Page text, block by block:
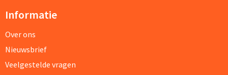
Informatie
Over ons
Nieuwsbrief
Veelgestelde vragen